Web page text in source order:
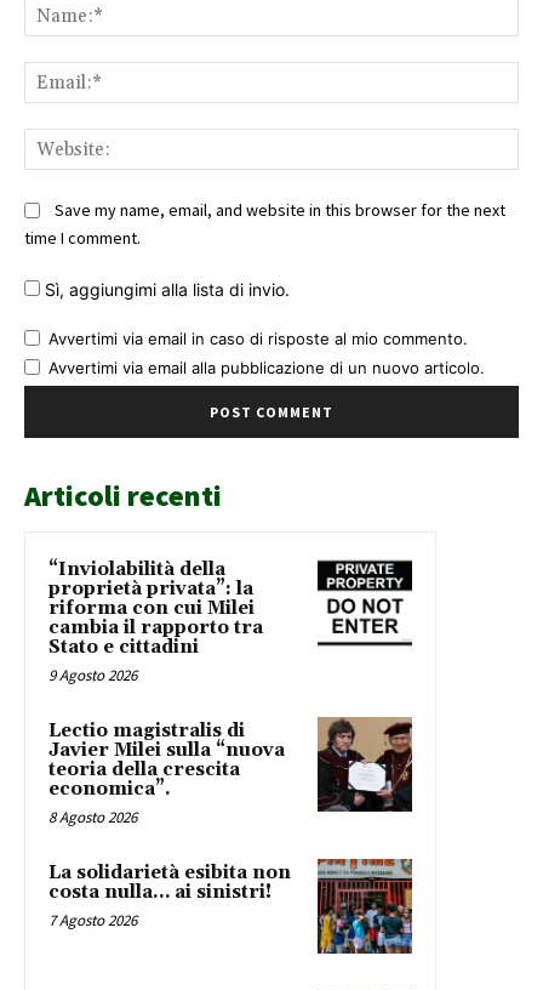
Save my name, email, and website in this browser for the next
time I comment.
Sì, aggiungimi alla lista di invio.
Avvertimi via email in caso di risposte al mio commento.
Avvertimi via email alla pubblicazione di un nuovo articolo.
Articoli recenti
“Inviolabilità della
proprietà privata”: la
riforma con cui Milei
cambia il rapporto tra
Stato e cittadini
9 Agosto 2026
Lectio magistralis di
Javier Milei sulla “nuova
teoria della crescita
economica”.
8 Agosto 2026
La solidarietà esibita non
costa nulla… ai sinistri!
7 Agosto 2026